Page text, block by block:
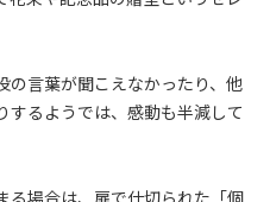
の言葉が聞こえなかったり、他
するようでは、感動も半減して
る場合は、扉で仕切られた「個